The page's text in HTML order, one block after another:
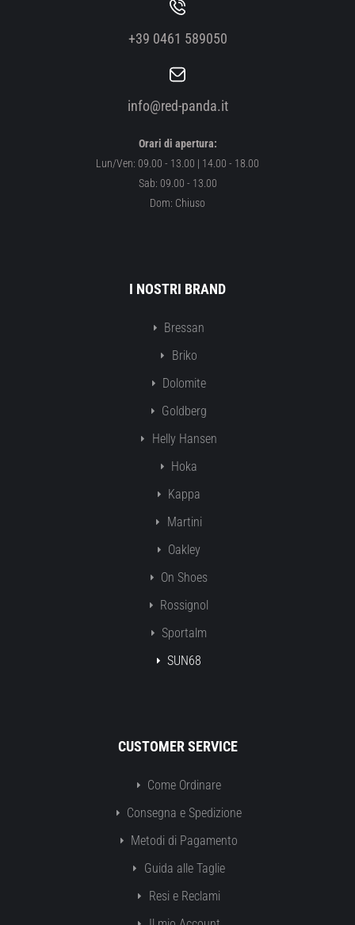
+39 0461 589050
info@red-panda.it
Orari di apertura:
Lun/Ven: 09.00 - 13.00 | 14.00 - 18.00
Sab: 09.00 - 13.00
Dom: Chiuso
I NOSTRI BRAND
Bressan
Briko
Dolomite
Goldberg
Helly Hansen
Hoka
Kappa
Martini
Oakley
On Shoes
Rossignol
Sportalm
SUN68
CUSTOMER SERVICE
Come Ordinare
Consegna e Spedizione
Metodi di Pagamento
Guida alle Taglie
Resi e Reclami